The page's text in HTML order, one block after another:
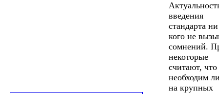
введения
стандарта
кого не
сомнений.
некоторые
считают,
необходим
на крупных